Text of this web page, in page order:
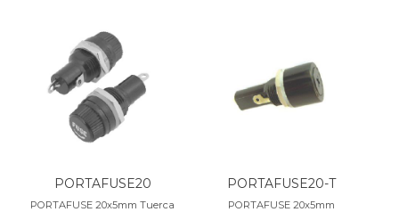
PORTAFUSE20
PORTAFUSE 20x5mm Tuerca
PORTAFUSE20-T
PORTAFUSE 20x5mm